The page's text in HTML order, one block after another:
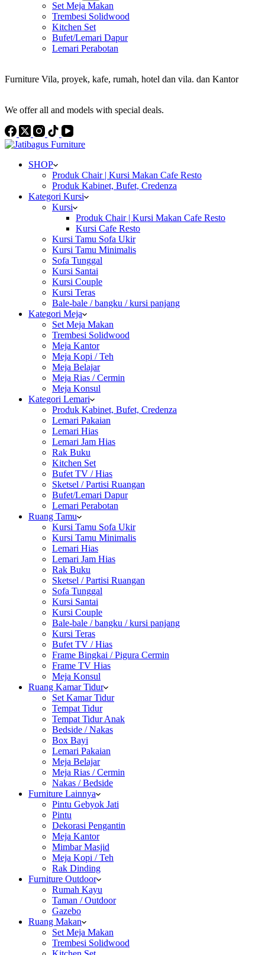
Set Meja Makan
Trembesi Solidwood
Kitchen Set
Bufet/Lemari Dapur
Lemari Perabotan
Furniture Vila, proyek, kafe, rumah, hotel dan vila. dan Kantor
We offer all and models with special deals.
SHOP
Produk Chair | Kursi Makan Cafe Resto
Produk Kabinet, Bufet, Credenza
Kategori Kursi
Kursi
Produk Chair | Kursi Makan Cafe Resto
Kursi Cafe Resto
Kursi Tamu Sofa Ukir
Kursi Tamu Minimalis
Sofa Tunggal
Kursi Santai
Kursi Couple
Kursi Teras
Bale-bale / bangku / kursi panjang
Kategori Meja
Set Meja Makan
Trembesi Solidwood
Meja Kantor
Meja Kopi / Teh
Meja Belajar
Meja Rias / Cermin
Meja Konsul
Kategori Lemari
Produk Kabinet, Bufet, Credenza
Lemari Pakaian
Lemari Hias
Lemari Jam Hias
Rak Buku
Kitchen Set
Bufet TV / Hias
Sketsel / Partisi Ruangan
Bufet/Lemari Dapur
Lemari Perabotan
Ruang Tamu
Kursi Tamu Sofa Ukir
Kursi Tamu Minimalis
Lemari Hias
Lemari Jam Hias
Rak Buku
Sketsel / Partisi Ruangan
Sofa Tunggal
Kursi Santai
Kursi Couple
Bale-bale / bangku / kursi panjang
Kursi Teras
Bufet TV / Hias
Frame Bingkai / Pigura Cermin
Frame TV Hias
Meja Konsul
Ruang Kamar Tidur
Set Kamar Tidur
Tempat Tidur
Tempat Tidur Anak
Bedside / Nakas
Box Bayi
Lemari Pakaian
Meja Belajar
Meja Rias / Cermin
Nakas / Bedside
Furniture Lainnya
Pintu Gebyok Jati
Pintu
Dekorasi Pengantin
Meja Kantor
Mimbar Masjid
Meja Kopi / Teh
Rak Dinding
Furniture Outdoor
Rumah Kayu
Taman / Outdoor
Gazebo
Ruang Makan
Set Meja Makan
Trembesi Solidwood